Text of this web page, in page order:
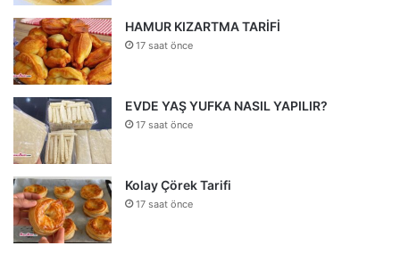
HAMUR KIZARTMA TARİFİ
17 saat önce
EVDE YAŞ YUFKA NASIL YAPILIR?
17 saat önce
Kolay Çörek Tarifi
17 saat önce